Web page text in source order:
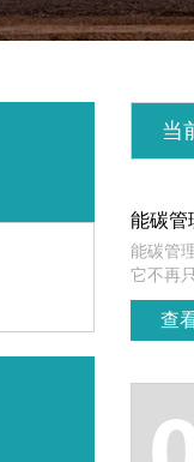
当
能碳管
能碳管
它不再
查